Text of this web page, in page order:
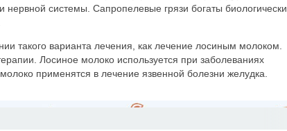
системы. Сапропелевые грязи богаты биологически
такого варианта лечения, как лечение лосиным молоком.
Лосиное молоко используется при заболеваниях
применятся в лечение язвенной болезни желудка.